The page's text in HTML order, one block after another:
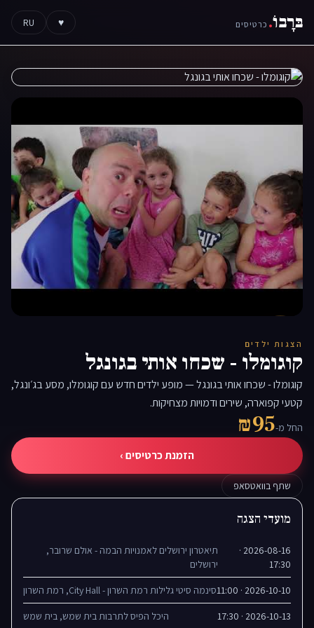
בּרָבוֹ. כרטיסים ♥
RU
▶
הצגות ילדים
קוגומלו - שכחו אותי בגונגל
קוגומלו - שכחו אותי בגונגל — מופע ילדים חדש עם קוגומלו, מסע בג׳ונגל,
קטעי קפוארה, שירים ודמויות מצחיקות.
החל מ-₪95
הזמנת כרטיסים ›
שתף בוואטסאפ
מועדי הצגה
2026-08-16 ·
17:30
תיאטרון ירושלים לאמנויות הבמה - אולם שרובר,
ירושלים
2026-10-10 · 11:00 סינמה סיטי גלילות רמת השרון - City Hall, רמת השרון
2026-10-13 · 17:30 היכל הפיס לתרבות בית שמש, בית שמש